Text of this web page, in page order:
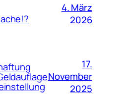
4. März
2026
17.
November
2025